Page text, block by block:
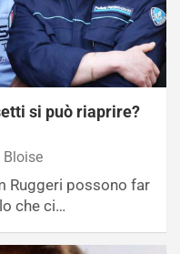
si può riaprire?
Bloise
Ruggeri possono far
che ci…